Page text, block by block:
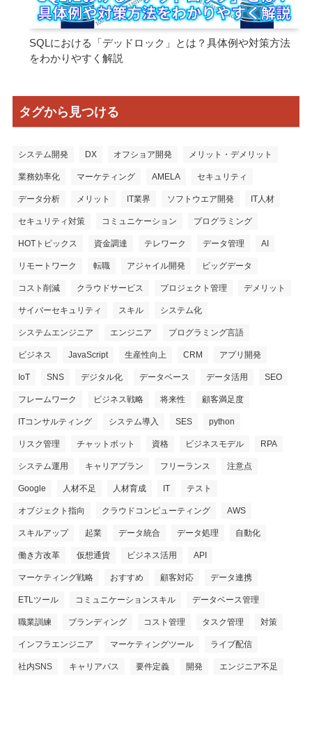
SQLにおける「デッドロック」とは？具体例や対策方法
をわかりやすく解説
タグから見つける
システム開発 DX オフショア開発 メリット・デメリット
業務効率化 マーケティング AMELA セキュリティ
データ分析 メリット IT業界 ソフトウエア開発 IT人材
セキュリティ対策 コミュニケーション プログラミング
HOTトピックス 資金調達 テレワーク データ管理 AI
リモートワーク 転職 アジャイル開発 ビッグデータ
コスト削減 クラウドサービス プロジェクト管理 デメリット
サイバーセキュリティ スキル システム化
システムエンジニア エンジニア プログラミング言語
ビジネス JavaScript 生産性向上 CRM アプリ開発
IoT SNS デジタル化 データベース データ活用 SEO
フレームワーク ビジネス戦略 将来性 顧客満足度
ITコンサルティング システム導入 SES python
リスク管理 チャットボット 資格 ビジネスモデル RPA
システム運用 キャリアプラン フリーランス 注意点
Google 人材不足 人材育成 IT テスト
オブジェクト指向 クラウドコンピューティング AWS
スキルアップ 起業 データ統合 データ処理 自動化
働き方改革 仮想通貨 ビジネス活用 API
マーケティング戦略 おすすめ 顧客対応 データ連携
ETLツール コミュニケーションスキル データベース管理
職業訓練 ブランディング コスト管理 タスク管理 対策
インフラエンジニア マーケティングツール ライブ配信
社内SNS キャリアパス 要件定義 開発 エンジニア不足